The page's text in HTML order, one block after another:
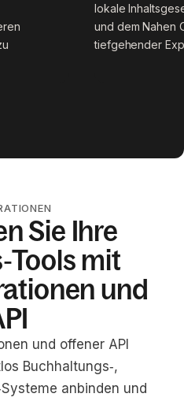
lokale
und dem Nahen
tiefgehender
Sie Ihre
mit
und
und offener API
Buchhaltungs‑,
anbinden und